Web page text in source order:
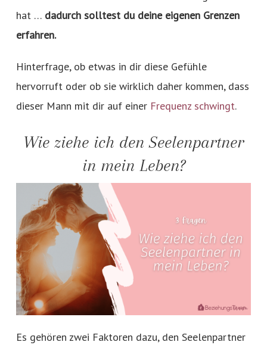
hat … dadurch solltest du deine eigenen Grenzen
erfahren.
Hinterfrage, ob etwas in dir diese Gefühle
hervorruft oder ob sie wirklich daher kommen, dass
dieser Mann mit dir auf einer Frequenz schwingt.
Wie ziehe ich den Seelenpartner
in mein Leben?
Es gehören zwei Faktoren dazu, den Seelenpartner